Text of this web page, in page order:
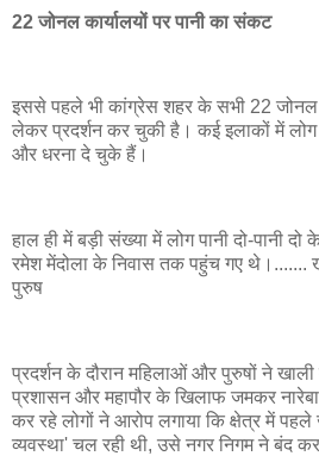
22 जोनल कार्यालयों पर पानी का संकट
इससे पहले भी कांग्रेस शहर के सभी 22 जोनल
लेकर प्रदर्शन कर चुकी है। कई इलाकों में
और धरना दे चुके हैं।
हाल ही में बड़ी संख्या में लोग पानी दो-पानी
रमेश मेंदोला के निवास तक पहुंच गए थे।.......
पुरुष
प्रदर्शन के दौरान महिलाओं और पुरुषों ने
प्रशासन और महापौर के खिलाफ जमकर
कर रहे लोगों ने आरोप लगाया कि क्षेत्र में पहले
व्यवस्था' चल रही थी, उसे नगर निगम ने बंद